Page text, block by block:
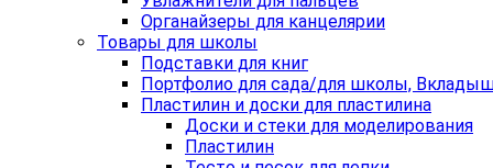
Органайзеры для канцелярии
Товары для школы
Подставки для книг
Портфолио для сада/для школы,
Пластилин и доски для пластилина
Доски и стеки для моделирования
Пластилин